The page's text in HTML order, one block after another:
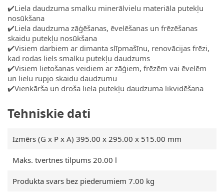
✔️Liela daudzuma smalku minerālvielu materiāla putekļu
nosūkšana
✔️Liela daudzuma zāģēšanas, ēvelēšanas un frēzēšanas
skaidu putekļu nosūkšana
✔️Visiem darbiem ar dimanta slīpmašīnu, renovācijas frēzi,
kad rodas liels smalku putekļu daudzums
✔️Visiem lietošanas veidiem ar zāģiem, frēzēm vai ēvelēm
un lielu rupjo skaidu daudzumu
✔️Vienkārša un droša liela putekļu daudzuma likvidēšana
Tehniskie dati
Izmērs (G x P x A) 395.00 x 295.00 x 515.00 mm
Maks. tvertnes tilpums 20.00 l
Produkta svars bez piederumiem 7.00 kg